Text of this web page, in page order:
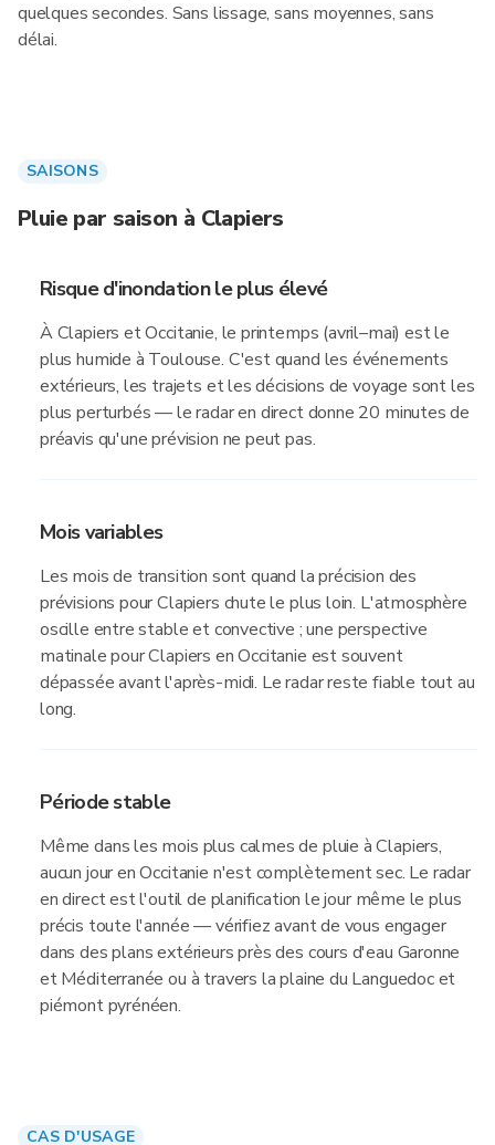
quelques secondes. Sans lissage, sans moyennes, sans
délai.
SAISONS
Pluie par saison à Clapiers
Risque d'inondation le plus élevé
À Clapiers et Occitanie, le printemps (avril–mai) est le
plus humide à Toulouse. C'est quand les événements
extérieurs, les trajets et les décisions de voyage sont les
plus perturbés — le radar en direct donne 20 minutes de
préavis qu'une prévision ne peut pas.
Mois variables
Les mois de transition sont quand la précision des
prévisions pour Clapiers chute le plus loin. L'atmosphère
oscille entre stable et convective ; une perspective
matinale pour Clapiers en Occitanie est souvent
dépassée avant l'après-midi. Le radar reste fiable tout au
long.
Période stable
Même dans les mois plus calmes de pluie à Clapiers,
aucun jour en Occitanie n'est complètement sec. Le radar
en direct est l'outil de planification le jour même le plus
précis toute l'année — vérifiez avant de vous engager
dans des plans extérieurs près des cours d'eau Garonne
et Méditerranée ou à travers la plaine du Languedoc et
piémont pyrénéen.
CAS D'USAGE